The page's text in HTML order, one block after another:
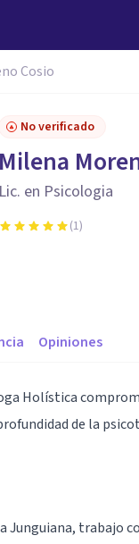
Cosio
No verificado
Milena
Lic. en Psicologia
(1)
Opiniones
Holística
de la
Junguiana, trabajo